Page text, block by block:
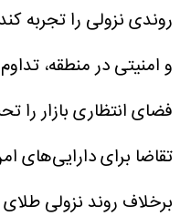
روندی نزولی را تجربه
و امنیتی در منطقه،
فضای انتظاری بازار را
تقاضا برای دارایی‌های
برخلاف روند نزولی